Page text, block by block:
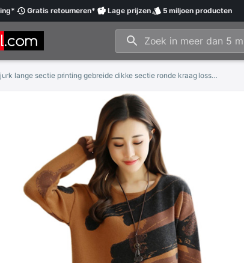
* Gratisretourneren* Lageprijzen 5 miljoen producten
winter jurk lange sectie printing gebreide dikke sectie ronde kraag losse jurk vrouwelijke vrouwelijke Vestidos LU429